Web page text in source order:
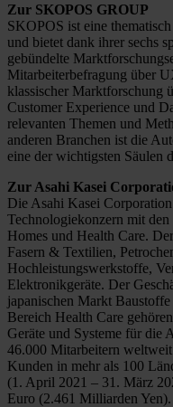
Zur SKOPOS GROUP
SKOPOS ist eine
und bietet dank ihrer sechs
gebündelte
Mitarbeiterbefragung über
klassischer Marktforschung
Customer Experience und
relevanten Themen und
anderen Branchen ist die
eine der wichtigsten Säulen
Zur Asahi Kasei
Die Asahi Kasei
Technologiekonzern mit
Homes und Health Care.
Fasern & Textilien,
Hochleistungswerkstoffe,
Elektronikgeräte. Der
japanischen Markt
Bereich Health Care
Geräte und Systeme für die
46.000 Mitarbeitern
Kunden in mehr als 100
(1. April 2021 – 31. März
Euro (2.461 Milliarden Yen).